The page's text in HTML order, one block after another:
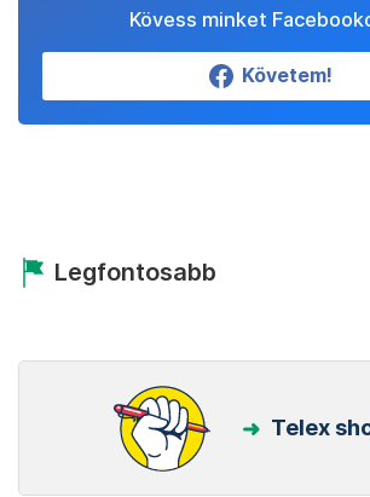
Kövess minket
Követem!
Legfontosabb
Telex